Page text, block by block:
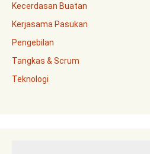
Kecerdasan Buatan
Kerjasama Pasukan
Pengebilan
Tangkas & Scrum
Teknologi